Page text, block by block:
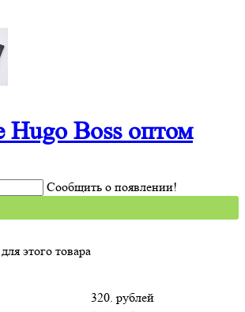
Boss оптом
Сообщить о появлении!
этого товара
320. рублей